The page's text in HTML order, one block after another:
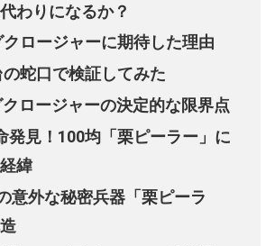
わりになるか？
クロージャーに期待した理由
の蛇口で検証してみた
ロージャーの決定的な限界点
発見！100均「栗ピーラー」に
緯
意外な秘密兵器「栗ピーラ